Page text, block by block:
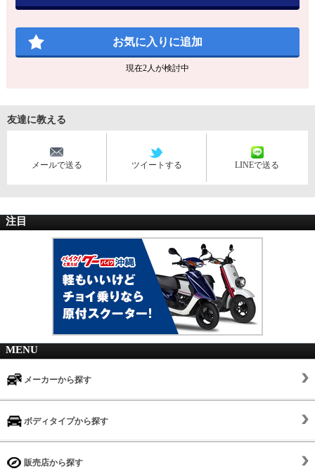
お気に入りに追加
現在2人が検討中
友達に教える
メールで送る ツイートする LINEで送る
注目
MENU
メーカーから探す
ボディタイプから探す
販売店から探す